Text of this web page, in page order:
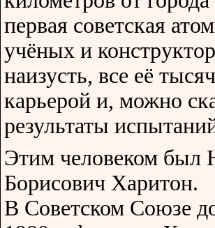
первая советская
учёных и
наизусть, все её
карьерой и, можно
результаты
Этим человеком
Борисович Харитон.
В Советском Союзе